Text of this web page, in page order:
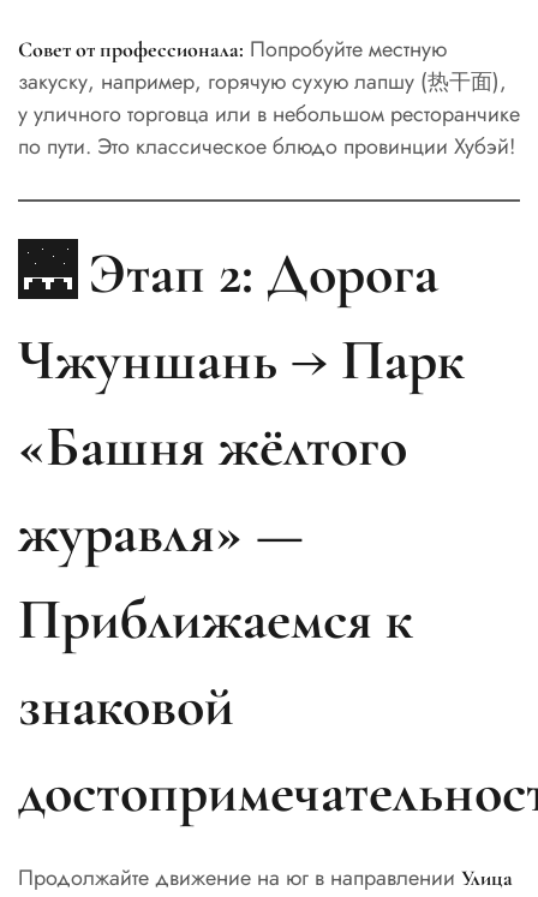
Совет от профессионала: Попробуйте местную
закуску, например, горячую сухую лапшу (热干面),
у уличного торговца или в небольшом ресторанчике
по пути. Это классическое блюдо провинции Хубэй!
🌉 Этап 2: Дорога
Чжуншань → Парк
«Башня жёлтого
журавля» —
Приближаемся к
знаковой
Продолжайте движение на юг в направлении Улица